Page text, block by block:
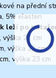
na přední
5% elasten
leží po
výška 21 cm
výška 22 cm
výška 23 cm